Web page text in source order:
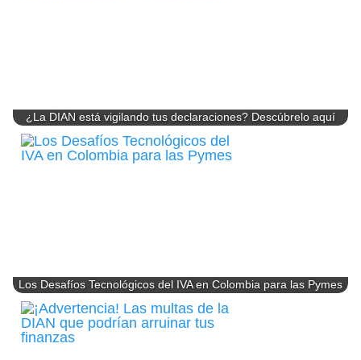
¿La DIAN está vigilando tus declaraciones? Descúbrelo aquí
Los Desafíos Tecnológicos del IVA en Colombia para las Pymes